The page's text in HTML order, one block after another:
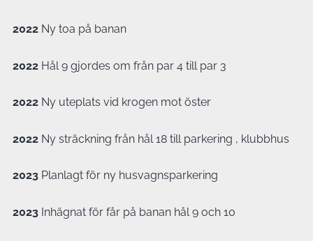
2022Ny toa på banan
2022Hål 9 gjordes om från par 4 till par 3
2022Ny uteplats vid krogen mot öster
2022Ny sträckning från hål 18 till parkering , klubbhus
2023Planlagt för ny husvagnsparkering
2023Inhägnat för får på banan hål 9 och 10